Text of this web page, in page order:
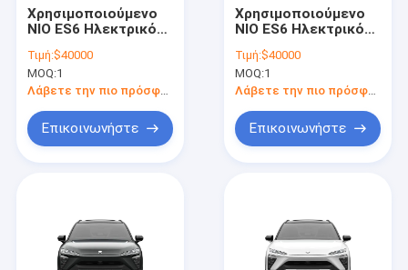
Χρησιμοποιούμενο
NIO ES6 Ηλεκτρικό
Χρησιμοποιούμενο
νέο ηλεκτρικό
crossover SUV
Τιμή:$40000
MOQ:1
Λάβετε την πιο πρόσφατη τιμή
Επικοινωνήστε
Χρησιμοποιούμενο
NIO ES6 Ηλεκτρικό
Χρησιμοποιούμενο
νέο ηλεκτρικό
crossover SUV
Τιμή:$40000
MOQ:1
Επικοινωνήστε